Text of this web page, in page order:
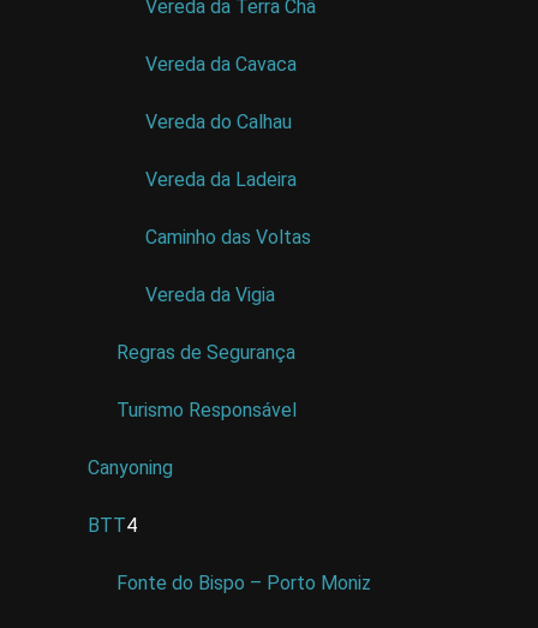
Vereda da Terra Chã
Vereda da Cavaca
Vereda do Calhau
Vereda da Ladeira
Caminho das Voltas
Vereda da Vigia
Regras de Segurança
Turismo Responsável
Canyoning
BTT4
Fonte do Bispo – Porto Moniz